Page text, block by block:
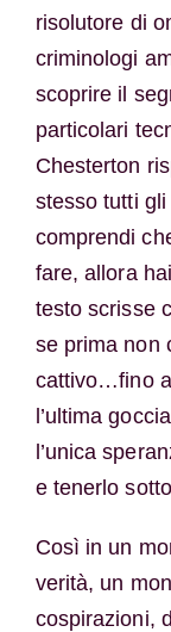
risolutore di
criminologi
scoprire il
particolari
Chesterton
stesso tutti
comprendi
fare, allora
testo scrisse
se prima non
cattivo…fino
l’ultima
l’unica
e tenerlo
Così in un
verità, un
cospirazioni,